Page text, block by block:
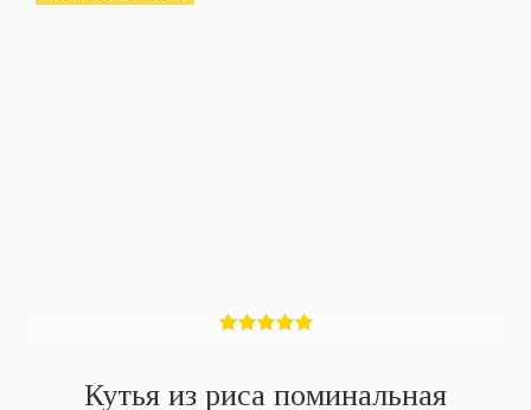
Кутья из риса поминальная